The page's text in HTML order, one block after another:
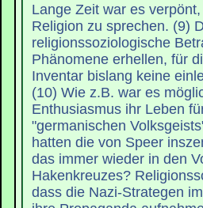
Lange Zeit war es
Religion zu sprechen. (9)
religionssoziologische
Phänomene erhellen, für
Inventar bislang keine
(10) Wie z.B. war es
Enthusiasmus ihr Leben
"germanischen
hatten die von Speer
das immer wieder in den
Hakenkreuzes?
dass die Nazi-Strategen